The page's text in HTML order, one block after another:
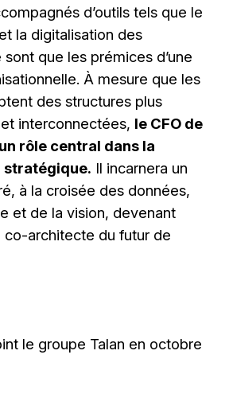
d’outils tels que le
la digitalisation des
que les prémices d’une
À mesure que les
des structures plus
interconnectées, le CFO de
rôle central dans la
Il incarnera un
à la croisée des données,
et de la vision, devenant
co-architecte du futur de
le groupe Talan en octobre